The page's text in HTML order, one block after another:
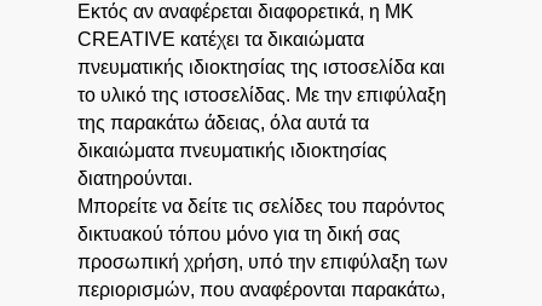
Εκτός αν αναφέρεται διαφορετικά, η MK
CREATIVE κατέχει τα δικαιώματα
πνευματικής ιδιοκτησίας της ιστοσελίδα και
το υλικό της ιστοσελίδας. Με την επιφύλαξη
της παρακάτω άδειας, όλα αυτά τα
δικαιώματα πνευματικής ιδιοκτησίας
διατηρούνται.
Μπορείτε να δείτε τις σελίδες του παρόντος
δικτυακού τόπου μόνο για τη δική σας
προσωπική χρήση, υπό την επιφύλαξη των
περιορισμών, που αναφέρονται παρακάτω,